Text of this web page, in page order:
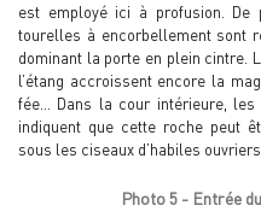
est employé ici à profusion. De
tourelles à encorbellement sont
dominant la porte en plein cintre.
l’étang accroissent encore la
fée… Dans la cour intérieure,
indiquent que cette roche peut
sous les ciseaux d’habiles
Photo 5 - Entrée